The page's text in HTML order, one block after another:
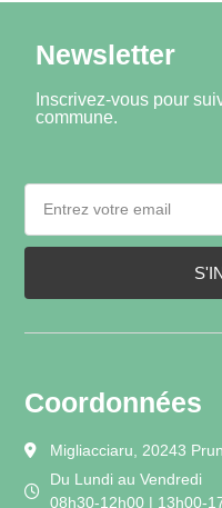
Newsletter
Inscrivez-vous pour
commune.
Coordonnées
Migliacciaru, 20243
Du Lundi au Vendredi
08h30-12h00 | 13h00-